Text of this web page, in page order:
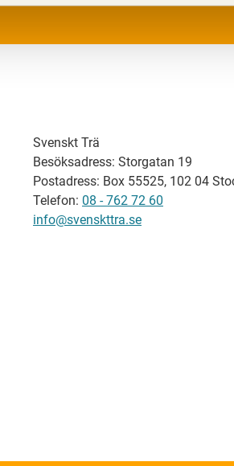
Svenskt Trä
Besöksadress: Storgatan 19
Postadress: Box 55525, 102 04
Telefon: 08 - 762 72 60
info@svenskttra.se